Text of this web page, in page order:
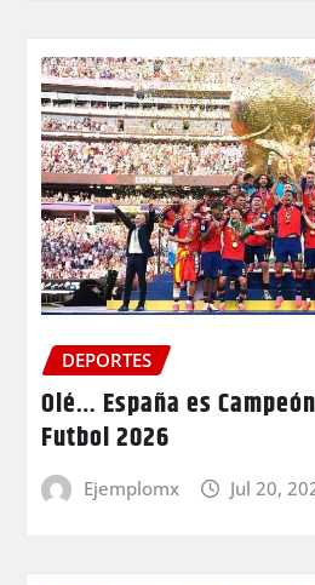
DEPORTES
Olé… España es
Futbol 2026
Ejemplomx Jul 20,